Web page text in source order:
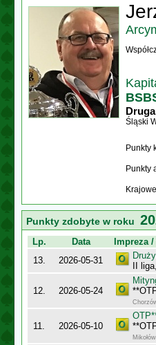
Śląski
Punkty
Punkty
Punkty zdobyte w roku
Lp.
Data
Impreza
13.
2026-05-31
II
12. 2026-05-24
11. 2026-05-10
Mikołów